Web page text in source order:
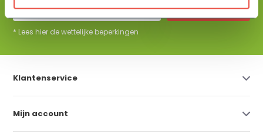
Abonneer
* Lees hier de wettelijke beperkingen
Klantenservice
Mijn account